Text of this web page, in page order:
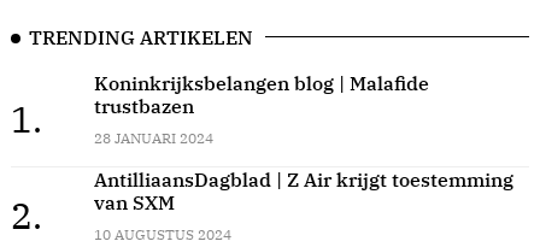
TRENDING ARTIKELEN
1.
Koninkrijksbelangen blog | Malafide
trustbazen
28 JANUARI 2024
2.
AntilliaansDagblad | Z Air krijgt toestemming
van SXM
10 AUGUSTUS 2024